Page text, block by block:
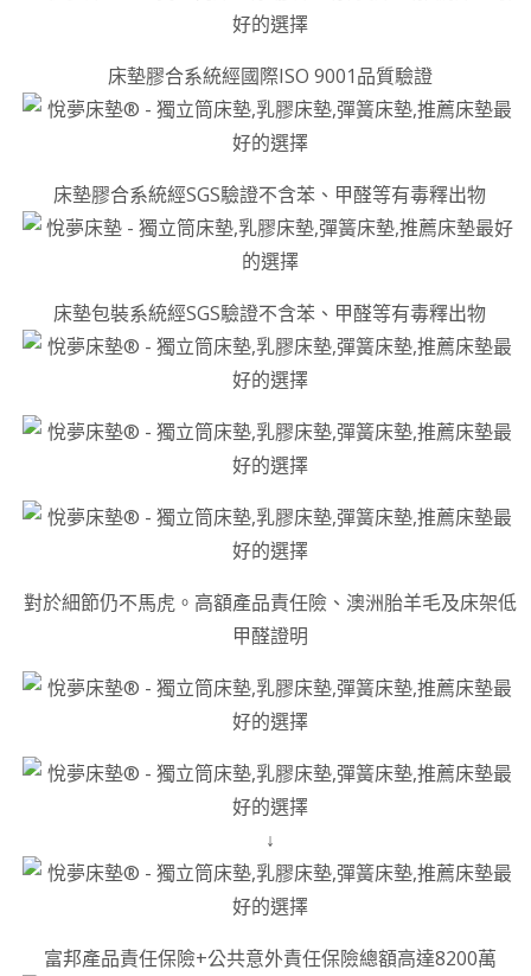
床墊膠合系統經國際ISO 9001品質驗證
床墊膠合系統經SGS驗證不含苯、甲醛等有毒釋出物
床墊包裝系統經SGS驗證不含苯、甲醛等有毒釋出物
對於細節仍不馬虎。高額產品責任險、澳洲胎羊毛及床架低
甲醛證明
↓
富邦產品責任保險+公共意外責任保險總額高達8200萬